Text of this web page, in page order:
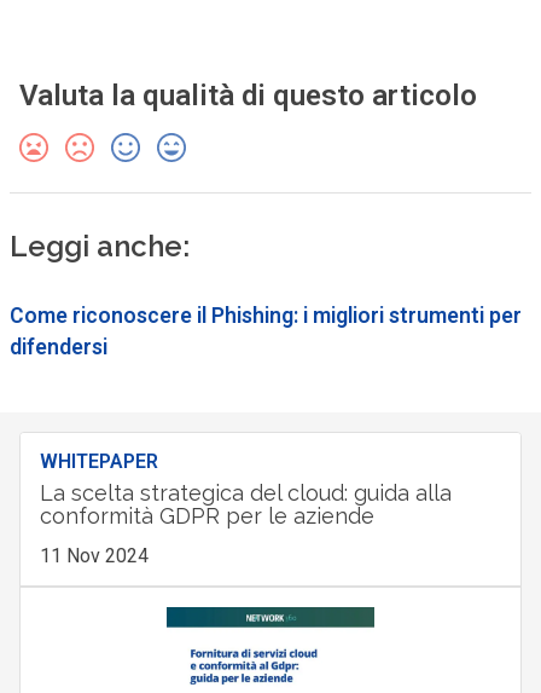
Valuta la qualità di questo articolo
Leggi anche:
Come riconoscere il Phishing: i migliori strumenti per
difendersi
WHITEPAPER
La scelta strategica del cloud: guida alla
conformità GDPR per le aziende
11 Nov 2024